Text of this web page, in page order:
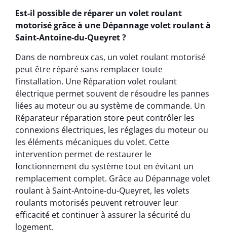
Est-il possible de réparer un volet roulant
motorisé grâce à une Dépannage volet roulant à
Saint-Antoine-du-Queyret ?
Dans de nombreux cas, un volet roulant motorisé
peut être réparé sans remplacer toute
l’installation. Une Réparation volet roulant
électrique permet souvent de résoudre les pannes
liées au moteur ou au système de commande. Un
Réparateur réparation store peut contrôler les
connexions électriques, les réglages du moteur ou
les éléments mécaniques du volet. Cette
intervention permet de restaurer le
fonctionnement du système tout en évitant un
remplacement complet. Grâce au Dépannage volet
roulant à Saint-Antoine-du-Queyret, les volets
roulants motorisés peuvent retrouver leur
efficacité et continuer à assurer la sécurité du
logement.